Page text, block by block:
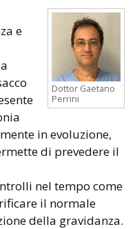
Dottor Gaetano
Perrini
e
in evoluzione,
di prevedere il
nel tempo come
il normale
della gravidanza.